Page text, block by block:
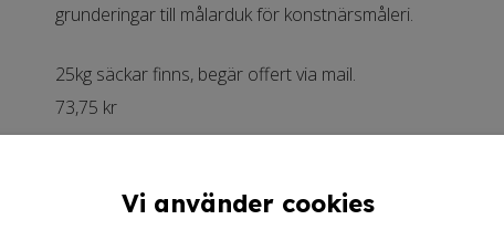
grunderingar till målarduk för konstnärsmåleri.
25kg säckar finns, begär offert via mail.
73,75 kr
Vi använder cookies